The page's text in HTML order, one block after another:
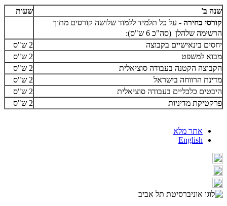
שנה ב'
שעות
קורסי בחירה - על כל תלמיד ללמוד שלושה קורסים מתוך
הרשימה שלהלן (סה"כ 6 ש"ס):
יחסים בינאישיים בקבוצה
2 ש"ס
מבוא למשפט
2 ש"ס
הקבוצה הקטנה בעבודה סוציאלית
2 ש"ס
מדינת הרווחה בישראל
2 ש"ס
היבטים כלכליים בעבודה סוציאלית
2 ש"ס
פרקטיקת מדיניות
2 ש"ס
אתר מלא
English